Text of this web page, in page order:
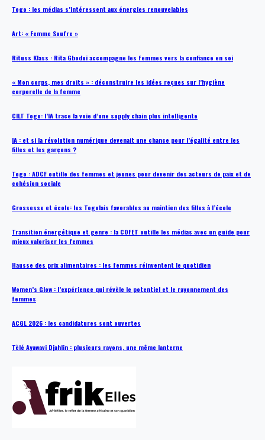
Togo : les médias s’intéressent aux énergies renouvelables
Art: « Femme Soufre »
Rituss Klass : Rita Gbodui accompagne les femmes vers la confiance en soi
« Mon corps, mes droits » : déconstruire les idées reçues sur l’hygiène
corporelle de la femme
CILT Togo: l’IA trace la voie d’une supply chain plus intelligente
IA : et si la révolution numérique devenait une chance pour l’égalité entre les
filles et les garçons ?
Togo : ADCF outille des femmes et jeunes pour devenir des acteurs de paix et de
cohésion sociale
Grossesse et école: les Togolais favorables au maintien des filles à l’école
Transition énergétique et genre : la COFET outille les médias avec un guide pour
mieux valoriser les femmes
Hausse des prix alimentaires : les femmes réinventent le quotidien
Women’s Glow : l’expérience qui révèle le potentiel et le rayonnement des
femmes
ACGL 2026 : les candidatures sont ouvertes
Tèlé Ayawavi Djahlin : plusieurs rayons, une même lanterne